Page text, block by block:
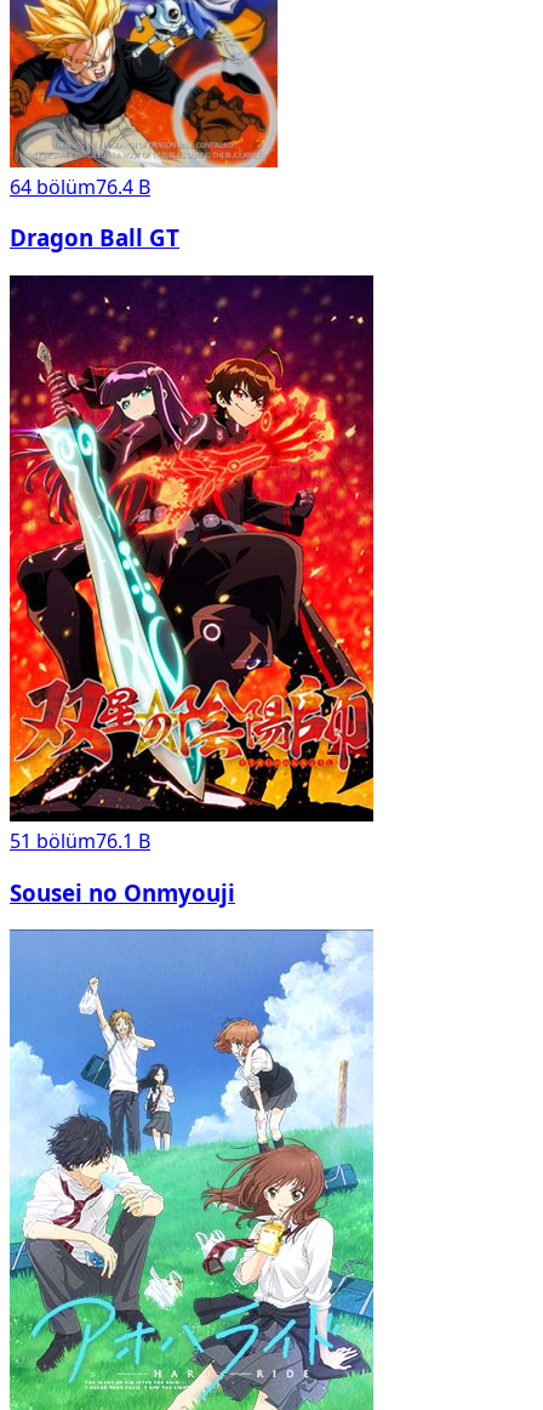
64 bölüm76.4 B
Dragon Ball GT
51 bölüm76.1 B
Sousei no Onmyouji